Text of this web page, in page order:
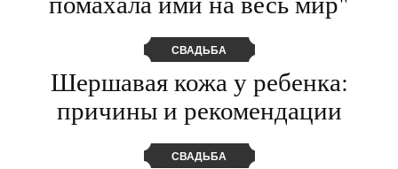
СВАДЬБА
Шершавая кожа у ребенка:
причины и рекомендации
СВАДЬБА